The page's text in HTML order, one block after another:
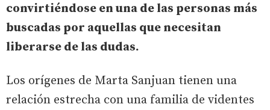
convirtiéndose en una de las personas más
buscadas por aquellas que necesitan
liberarse de las dudas.
Los orígenes de Marta Sanjuan tienen una
relación estrecha con una familia de videntes